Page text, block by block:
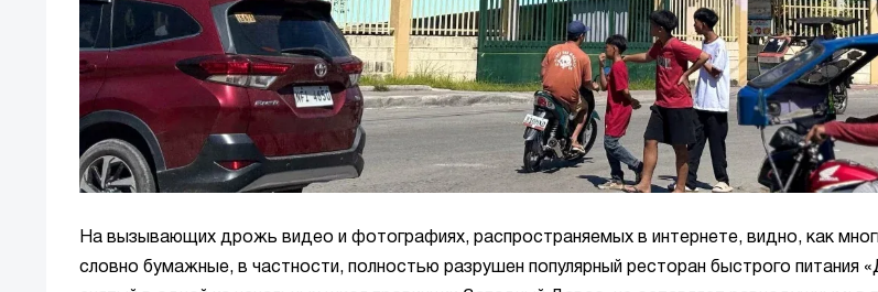
На вызывающих дрожь видео и фотографиях, распространяемых в интернете, видно, как
словно бумажные, в частности, полностью разрушен популярный ресторан быстрого питания